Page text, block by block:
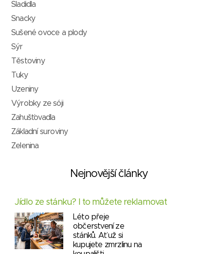
Sladidla
Snacky
Sušené ovoce a plody
Sýr
Těstoviny
Tuky
Uzeniny
Výrobky ze sóji
Zahušťovadla
Základní suroviny
Zelenina
Nejnovější články
Jídlo ze stánku? I to můžete reklamovat
Léto přeje
občerstvení ze
stánků. Ať už si
kupujete zmrzlinu na